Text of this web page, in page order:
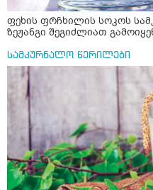
ფეხის ფრჩხილის სოკოს
ზეჟანგი შეგიძლიათ
სამკურნალო წერილები